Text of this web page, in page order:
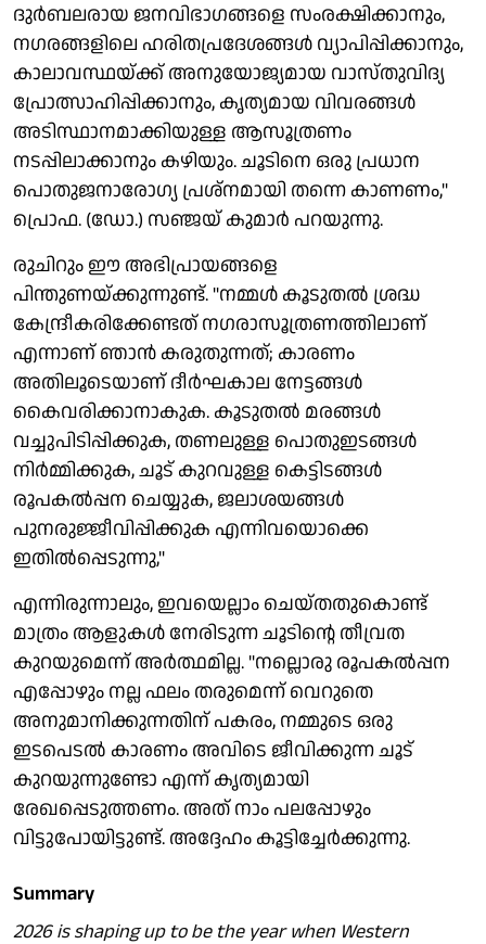
ദുർബലരായ ജനവിഭാഗങ്ങളെ സംരക്ഷിക്കാനും,
നഗരങ്ങളിലെ ഹരിതപ്രദേശങ്ങൾ വ്യാപിപ്പിക്കാനും,
കാലാവസ്ഥയ്ക്ക് അനുയോജ്യമായ വാസ്തുവിദ്യ
പ്രോത്സാഹിപ്പിക്കാനും, കൃത്യമായ വിവരങ്ങൾ
അടിസ്ഥാനമാക്കിയുള്ള ആസൂത്രണം
നടപ്പിലാക്കാനും കഴിയും. ചൂടിനെ ഒരു പ്രധാന
പൊതുജനാരോഗ്യ പ്രശ്നമായി തന്നെ കാണണം,"
പ്രൊഫ. (ഡോ.) സഞ്ജയ് കുമാർ പറയുന്നു.
രുചിറും ഈ അഭിപ്രായങ്ങളെ
പിന്തുണയ്ക്കുന്നുണ്ട്. "നമ്മൾ കൂടുതൽ ശ്രദ്ധ
കേന്ദ്രീകരിക്കേണ്ടത് നഗരാസൂത്രണത്തിലാണ്
എന്നാണ് ഞാൻ കരുതുന്നത്; കാരണം
അതിലൂടെയാണ് ദീർഘകാല നേട്ടങ്ങൾ
കൈവരിക്കാനാകുക. കൂടുതൽ മരങ്ങൾ
വച്ചുപിടിപ്പിക്കുക, തണലുള്ള പൊതുഇടങ്ങൾ
നിർമ്മിക്കുക, ചൂട് കുറവുള്ള കെട്ടിടങ്ങൾ
രൂപകൽപ്പന ചെയ്യുക, ജലാശയങ്ങൾ
പുനരുജ്ജീവിപ്പിക്കുക എന്നിവയൊക്കെ
ഇതിൽപ്പെടുന്നു,"
എന്നിരുന്നാലും, ഇവയെല്ലാം ചെയ്തതുകൊണ്ട്
മാത്രം ആളുകൾ നേരിടുന്ന ചൂടിന്റെ തീവ്രത
കുറയുമെന്ന് അർത്ഥമില്ല. "നല്ലൊരു രൂപകൽപ്പന
എപ്പോഴും നല്ല ഫലം തരുമെന്ന് വെറുതെ
അനുമാനിക്കുന്നതിന് പകരം, നമ്മുടെ ഒരു
ഇടപെടൽ കാരണം അവിടെ ജീവിക്കുന്ന ചൂട്
കുറയുന്നുണ്ടോ എന്ന് കൃത്യമായി
രേഖപ്പെടുത്തണം. അത് നാം പലപ്പോഴും
വിട്ടുപോയിട്ടുണ്ട്. അദ്ദേഹം കൂട്ടിച്ചേർക്കുന്നു.
Summary
2026 is shaping up to be the year when Western